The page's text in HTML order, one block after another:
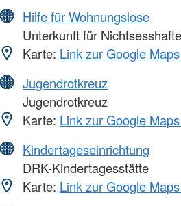
Hilfe für Wohnungslose
Unterkunft für Nichtsesshafte
Karte: Link zur Google
Jugendrotkreuz
Jugendrotkreuz
Karte: Link zur Google
Kindertageseinrichtung
DRK-Kindertagesstätte
Karte: Link zur Google